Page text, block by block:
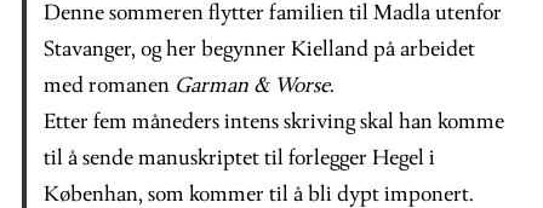
Denne sommeren flytter familien til Madla utenfor
Stavanger, og her begynner Kielland på arbeidet
med romanen Garman & Worse.
Etter fem måneders intens skriving skal han komme
til å sende manuskriptet til forlegger Hegel i
Københan, som kommer til å bli dypt imponert.